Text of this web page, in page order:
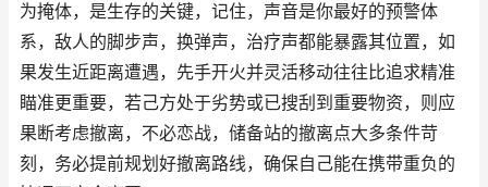
为掩体，是生存的关键，记住，声音是你最好的预警体
系，敌人的脚步声，换弹声，治疗声都能暴露其位置，如
果发生近距离遭遇，先手开火并灵活移动往往比追求精准
瞄准更重要，若己方处于劣势或已搜刮到重要物资，则应
果断考虑撤离，不必恋战，储备站的撤离点大多条件苛
刻，务必提前规划好撤离路线，确保自己能在携带重负的